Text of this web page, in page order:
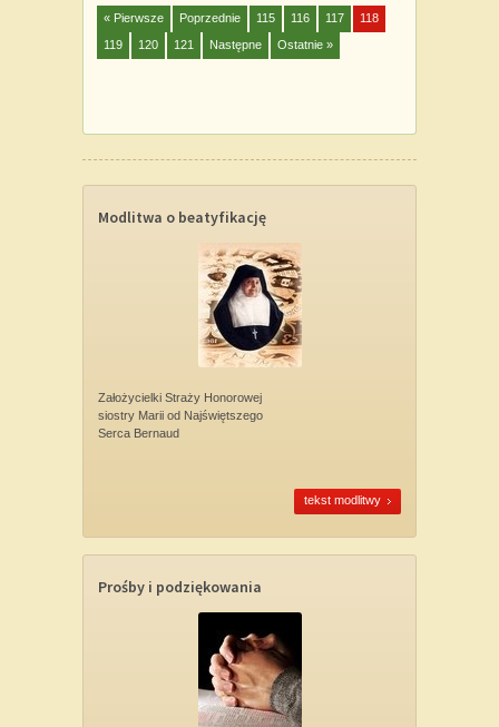
« Pierwsze Poprzednie 115 116 117
118
119
120 121 Następne Ostatnie »
Modlitwa o beatyfikację
Założycielki Straży Honorowej
siostry Marii od Najświętszego
Serca Bernaud
tekst modlitwy
Prośby i podziękowania